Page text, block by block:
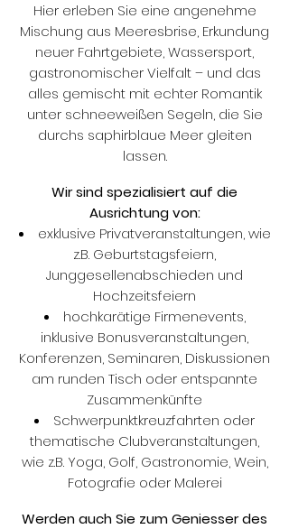
Hier erleben Sie eine angenehme
Mischung aus Meeresbrise, Erkundung
neuer Fahrtgebiete, Wassersport,
gastronomischer Vielfalt – und das
alles gemischt mit echter Romantik
unter schneeweißen Segeln, die Sie
durchs saphirblaue Meer gleiten
lassen.
Wir sind spezialisiert auf die
Ausrichtung von:
exklusive Privatveranstaltungen, wie
z.B. Geburtstagsfeiern,
Junggesellenabschieden und
Hochzeitsfeiern
hochkarätige Firmenevents,
inklusive Bonusveranstaltungen,
Konferenzen, Seminaren, Diskussionen
am runden Tisch oder entspannte
Zusammenkünfte
Schwerpunktkreuzfahrten oder
thematische Clubveranstaltungen,
wie z.B. Yoga, Golf, Gastronomie, Wein,
Fotografie oder Malerei
Werden auch Sie zum Geniesser des